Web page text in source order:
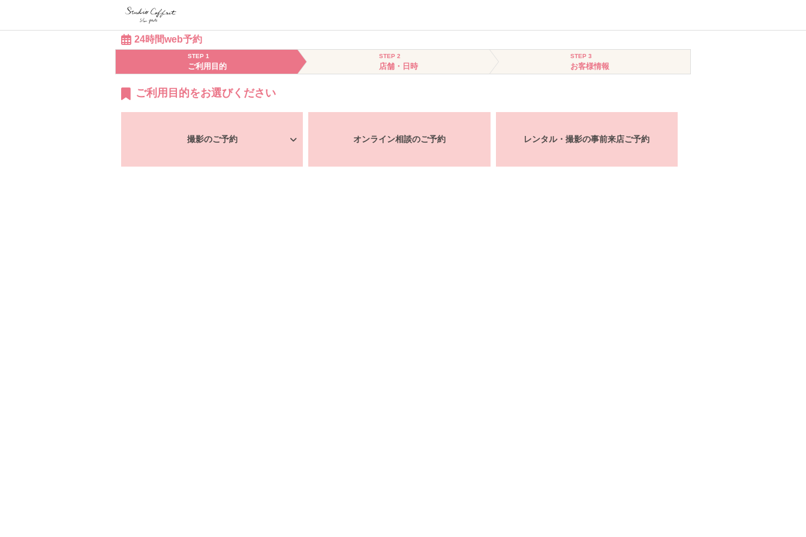
24時間web予約
STEP 1
ご利用目的
STEP 2
店舗・日時
STEP 3
お客様情報
ご利用目的をお選びください
撮影のご予約 オンライン相談のご予約 レンタル・撮影の事前来店ご予約